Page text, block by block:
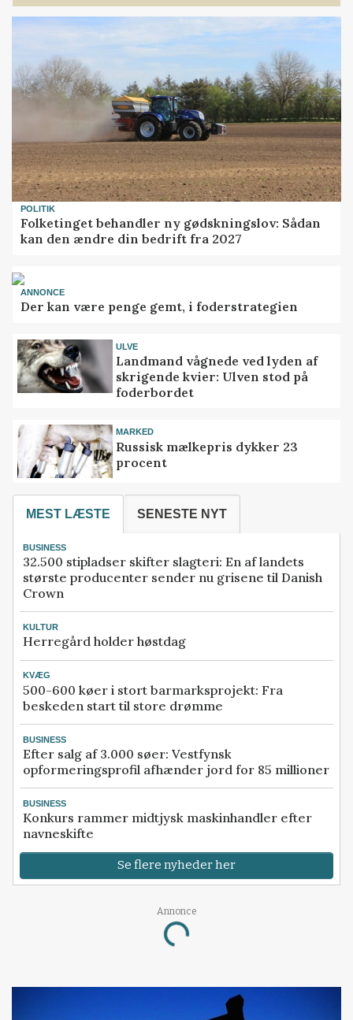
POLITIK
Folketinget behandler ny gødskningslov: Sådan
kan den ændre din bedrift fra 2027
ANNONCE
Der kan være penge gemt, i foderstrategien
ULVE
Landmand vågnede ved lyden af
skrigende kvier: Ulven stod på
foderbordet
MARKED
Russisk mælkepris dykker 23
procent
MEST LÆSTE SENESTE NYT
BUSINESS
32.500 stipladser skifter slagteri: En af landets
største producenter sender nu grisene til Danish
Crown
KULTUR
Herregård holder høstdag
KVÆG
500-600 køer i stort barmarksprojekt: Fra
beskeden start til store drømme
BUSINESS
Efter salg af 3.000 søer: Vestfynsk
opformeringsprofil afhænder jord for 85 millioner
BUSINESS
Konkurs rammer midtjysk maskinhandler efter
navneskifte
Se flere nyheder her
Annonce
Loading...